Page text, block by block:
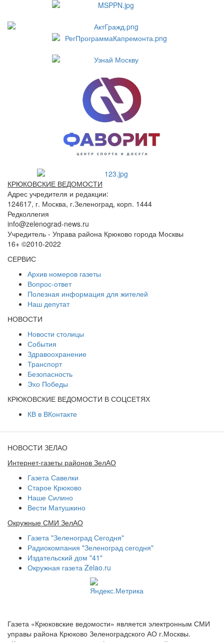
КРЮКОВСКИЕ ВЕДОМОСТИ
Адрес учредителя и редакции:
124617, г. Москва, г.Зеленоград, корп. 1444
Редколлегия
info@zelenograd-news.ru
Учредитель - Управа района Крюково города Москвы
16+ ©2010-2022
СЕРВИС
Архив номеров газеты
Вопрос-ответ
Полезная информация для жителей
Наш депутат
НОВОСТИ
Новости столицы
События
Здравоохранение
Транспорт
Безопасность
Эхо Победы
КРЮКОВСКИЕ ВЕДОМОСТИ В СОЦСЕТЯХ
КВ в ВКонтакте
НОВОСТИ ЗЕЛАО
Интернет-газеты районов ЗелАО
Газета Савелки
Старое Крюково
Наше Силино
Вести Матушкино
Окружные СМИ ЗелАО
Газета "Зеленоград Сегодня"
Радиокомпания "Зеленоград сегодня"
Издательский дом "41"
Окружная газета Zelao.ru
Газета «Крюковские ведомости» является электронным СМИ
управы района Крюково Зеленоградского АО г.Москвы.